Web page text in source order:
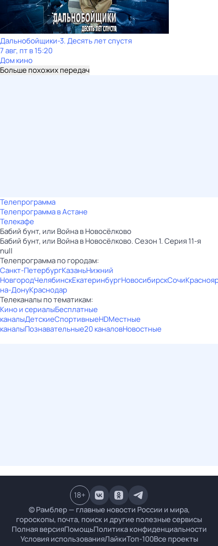
Дальнобойщики-3. Десять лет спустя
7 авг, пт в 15:20
Дом кино
Больше похожих передач
Телепрограмма
Телепрограмма в Астане
Телекафе
Бабий бунт, или Война в Новосёлково
Бабий бунт, или Война в Новосёлково. Сезон 1. Серия 11-я
null
Телепрограмма по городам:
Санкт-ПетербургКазаньНижний
НовгородЧелябинскЕкатеринбургНовосибирскСочи
на-ДонуКраснодар
Телеканалы по тематикам:
Кино и сериалыБесплатные
каналыДетскиеСпортивныеHDМестные
каналыПознавательные20 каналовНовостные
© Рамблер — главные новости России и мира,
гороскопы, почта, поиск и другие полезные сервисы
Полная версияПомощьПолитика конфиденциальности
Условия использованияЛайкиТоп-100Все проекты
18+